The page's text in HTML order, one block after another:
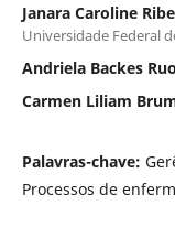
Janara Caroline
Universidade Federal
Andriela Backes
Carmen Liliam
Palavras-chave:
Processos de